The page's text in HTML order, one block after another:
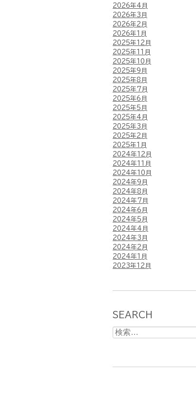
2026年4月
2026年3月
2026年2月
2026年1月
2025年12月
2025年11月
2025年10月
2025年9月
2025年8月
2025年7月
2025年6月
2025年5月
2025年4月
2025年3月
2025年2月
2025年1月
2024年12月
2024年11月
2024年10月
2024年9月
2024年8月
2024年7月
2024年6月
2024年5月
2024年4月
2024年3月
2024年2月
2024年1月
2023年12月
SEARCH
検
索: